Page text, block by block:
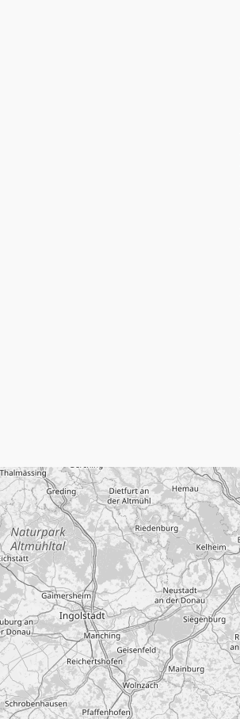
Karte überspringen